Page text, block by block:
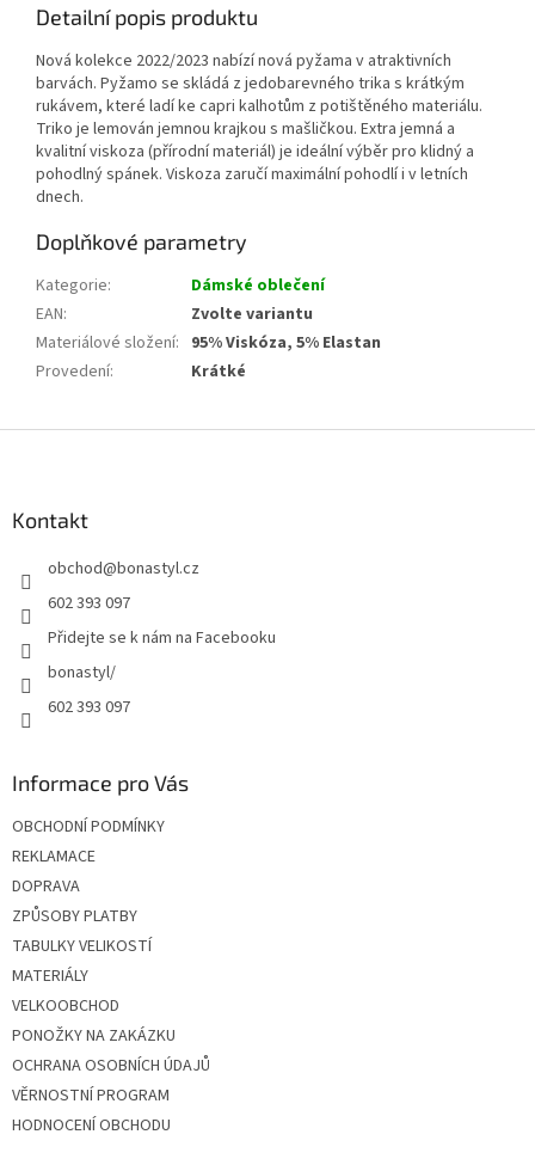
Detailní popis produktu
Nová kolekce 2022/2023 nabízí nová pyžama v atraktivních
barvách. Pyžamo se skládá z jedobarevného trika s krátkým
rukávem, které ladí ke capri kalhotům z potištěného materiálu.
Triko je lemován jemnou krajkou s mašličkou. Extra jemná a
kvalitní viskoza (přírodní materiál) je ideální výběr pro klidný a
pohodlný spánek. Viskoza zaručí maximální pohodlí i v letních
dnech.
Doplňkové parametry
Kategorie:
Dámské oblečení
EAN:
Zvolte variantu
Materiálové složení: 95% Viskóza, 5% Elastan
Provedení: Krátké
Kontakt
obchod@bonastyl.cz
602 393 097
Přidejte se k nám na Facebooku
bonastyl/
602 393 097
Informace pro Vás
OBCHODNÍ PODMÍNKY
REKLAMACE
DOPRAVA
ZPŮSOBY PLATBY
TABULKY VELIKOSTÍ
MATERIÁLY
VELKOOBCHOD
PONOŽKY NA ZAKÁZKU
OCHRANA OSOBNÍCH ÚDAJŮ
VĚRNOSTNÍ PROGRAM
HODNOCENÍ OBCHODU